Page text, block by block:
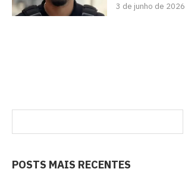
3 de junho de 2026
POSTS MAIS RECENTES